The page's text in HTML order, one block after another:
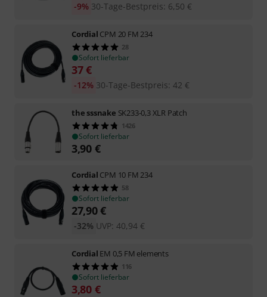
30-Tage-Bestpreis: 6,50 €
-9%
Cordial CPM 20 FM 234
28
Sofort lieferbar
37€
30-Tage-Bestpreis: 42 €
-12%
the sssnake SK233-0,3 XLR Patch
1426
Sofort lieferbar
3,90 €
Cordial CPM 10 FM 234
58
Sofort lieferbar
27,90€
UVP: 40,94 €
-32%
Cordial EM 0,5 FM elements
116
Sofort lieferbar
3,80 €